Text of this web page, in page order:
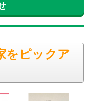
をピックア